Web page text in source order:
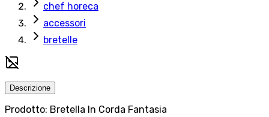
chef horeca
accessori
bretelle
Descrizione
Prodotto: Bretella In Corda Fantasia